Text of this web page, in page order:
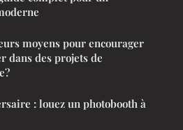
moyens pour encourager
dans des projets de
: louez un photobooth à